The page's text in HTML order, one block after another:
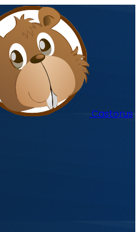
Castorus